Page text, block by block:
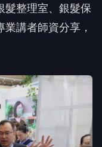
髮整理室、銀髮保
講者師資分享，